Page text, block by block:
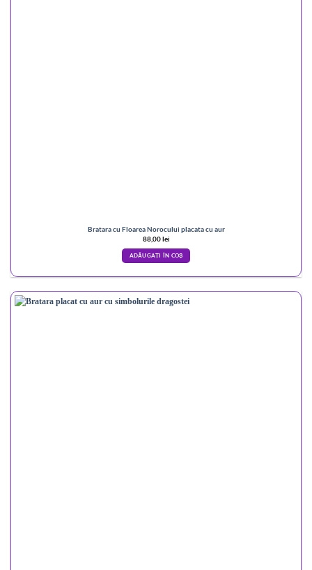
Bratara cu Floarea Norocului placata cu aur
88,00lei
ADĂUGAȚI ÎN COȘ